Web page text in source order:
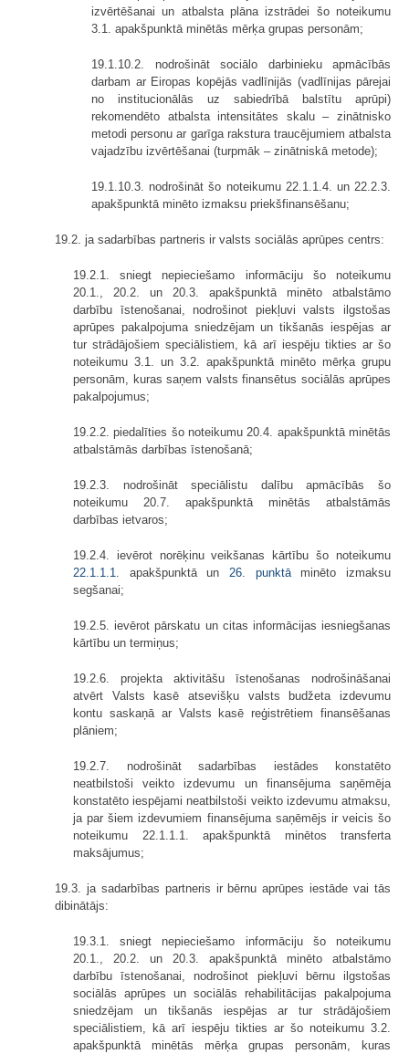
izvērtēšanai un atbalsta plāna izstrādei šo noteikumu
3.1. apakšpunktā minētās mērķa grupas personām;
19.1.10.2. nodrošināt sociālo darbinieku apmācībās
darbam ar Eiropas kopējās vadlīnijās (vadlīnijas pārejai
no institucionālās uz sabiedrībā balstītu aprūpi)
rekomendēto atbalsta intensitātes skalu – zinātnisko
metodi personu ar garīga rakstura traucējumiem atbalsta
vajadzību izvērtēšanai (turpmāk – zinātniskā metode);
19.1.10.3. nodrošināt šo noteikumu 22.1.1.4. un 22.2.3.
apakšpunktā minēto izmaksu priekšfinansēšanu;
19.2. ja sadarbības partneris ir valsts sociālās aprūpes centrs:
19.2.1. sniegt nepieciešamo informāciju šo noteikumu
20.1., 20.2. un 20.3. apakšpunktā minēto atbalstāmo
darbību īstenošanai, nodrošinot piekļuvi valsts ilgstošas
aprūpes pakalpojuma sniedzējam un tikšanās iespējas ar
tur strādājošiem speciālistiem, kā arī iespēju tikties ar šo
noteikumu 3.1. un 3.2. apakšpunktā minēto mērķa grupu
personām, kuras saņem valsts finansētus sociālās aprūpes
pakalpojumus;
19.2.2. piedalīties šo noteikumu 20.4. apakšpunktā minētās
atbalstāmās darbības īstenošanā;
19.2.3. nodrošināt speciālistu dalību apmācībās šo
noteikumu 20.7. apakšpunktā minētās atbalstāmās
darbības ietvaros;
19.2.4. ievērot norēķinu veikšanas kārtību šo noteikumu
22.1.1.1. apakšpunktā un 26. punktāminēto izmaksu
segšanai;
19.2.5. ievērot pārskatu un citas informācijas iesniegšanas
kārtību un termiņus;
19.2.6. projekta aktivitāšu īstenošanas nodrošināšanai
atvērt Valsts kasē atsevišķu valsts budžeta izdevumu
kontu saskaņā ar Valsts kasē reģistrētiem finansēšanas
plāniem;
19.2.7. nodrošināt sadarbības iestādes konstatēto
neatbilstoši veikto izdevumu un finansējuma saņēmēja
konstatēto iespējami neatbilstoši veikto izdevumu atmaksu,
ja par šiem izdevumiem finansējuma saņēmējs ir veicis šo
noteikumu 22.1.1.1. apakšpunktā minētos transferta
maksājumus;
19.3. ja sadarbības partneris ir bērnu aprūpes iestāde vai tās
dibinātājs:
19.3.1. sniegt nepieciešamo informāciju šo noteikumu
20.1., 20.2. un 20.3. apakšpunktā minēto atbalstāmo
darbību īstenošanai, nodrošinot piekļuvi bērnu ilgstošas
sociālās aprūpes un sociālās rehabilitācijas pakalpojuma
sniedzējam un tikšanās iespējas ar tur strādājošiem
speciālistiem, kā arī iespēju tikties ar šo noteikumu 3.2.
apakšpunktā minētās mērķa grupas personām, kuras